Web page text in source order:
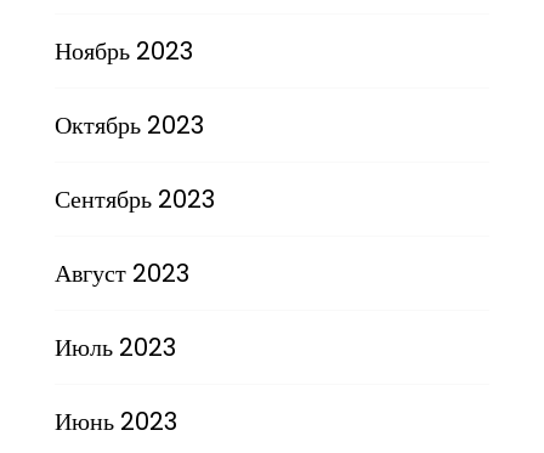
Ноябрь 2023
Октябрь 2023
Сентябрь 2023
Август 2023
Июль 2023
Июнь 2023